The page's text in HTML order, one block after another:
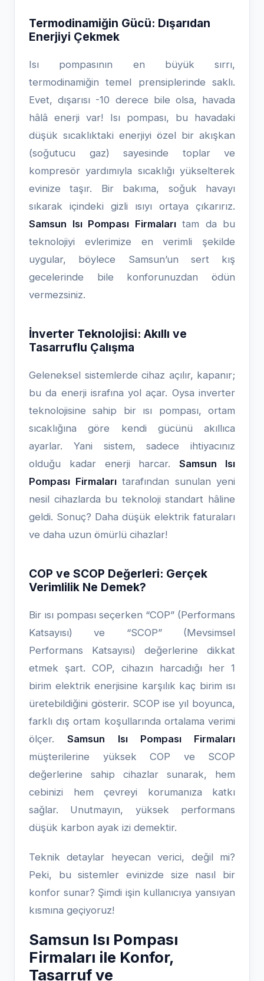
Termodinamiğin Gücü: Dışarıdan
Enerjiyi Çekmek
Isı pompasının en büyük sırrı,
termodinamiğin temel prensiplerinde saklı.
Evet, dışarısı -10 derece bile olsa, havada
hâlâ enerji var! Isı pompası, bu havadaki
düşük sıcaklıktaki enerjiyi özel bir akışkan
(soğutucu gaz) sayesinde toplar ve
kompresör yardımıyla sıcaklığı yükselterek
evinize taşır. Bir bakıma, soğuk havayı
sıkarak içindeki gizli ısıyı ortaya çıkarırız.
Samsun Isı Pompası Firmalarıtam da bu
teknolojiyi evlerimize en verimli şekilde
uygular, böylece Samsun’un sert kış
gecelerinde bile konforunuzdan ödün
vermezsiniz.
İnverter Teknolojisi: Akıllı ve
Tasarruflu Çalışma
Geleneksel sistemlerde cihaz açılır, kapanır;
bu da enerji israfına yol açar. Oysa inverter
teknolojisine sahip bir ısı pompası, ortam
sıcaklığına göre kendi gücünü akıllıca
ayarlar. Yani sistem, sadece ihtiyacınız
olduğu kadar enerji harcar.Samsun Isı
Pompası Firmalarıtarafından sunulan yeni
nesil cihazlarda bu teknoloji standart hâline
geldi. Sonuç? Daha düşük elektrik faturaları
ve daha uzun ömürlü cihazlar!
COP ve SCOP Değerleri: Gerçek
Verimlilik Ne Demek?
Bir ısı pompası seçerken “COP” (Performans
Katsayısı) ve “SCOP” (Mevsimsel
Performans Katsayısı) değerlerine dikkat
etmek şart. COP, cihazın harcadığı her 1
birim elektrik enerjisine karşılık kaç birim ısı
üretebildiğini gösterir. SCOP ise yıl boyunca,
farklı dış ortam koşullarında ortalama verimi
ölçer.Samsun Isı Pompası Firmaları
müşterilerine yüksek COP ve SCOP
değerlerine sahip cihazlar sunarak, hem
cebinizi hem çevreyi korumanıza katkı
sağlar. Unutmayın, yüksek performans
düşük karbon ayak izi demektir.
Teknik detaylar heyecan verici, değil mi?
Peki, bu sistemler evinizde size nasıl bir
konfor sunar? Şimdi işin kullanıcıya yansıyan
kısmına geçiyoruz!
Samsun Isı Pompası
Firmaları ile Konfor,
Tasarruf ve